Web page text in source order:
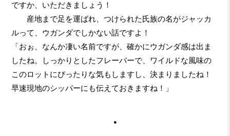
ですか、いただきましょう！
産地まで足を運ばれ、つけられた氏族の名がジャッカ
ルって、ウガンダでしかない話ですよ！
「おぉ、なんか凄い名前ですが、確かにウガンダ感は出ま
したね。しっかりとしたフレーバーで、ワイルドな風味の
このロットにぴったりな気もしますし、決まりましたね！
早速現地のシッパーにも伝えておきますね！」
・